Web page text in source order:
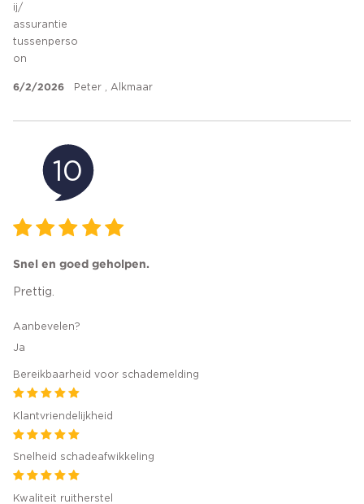
ij/
assurantie
tussenperso
on
6/2/2026 Peter , Alkmaar
10
Snel en goed geholpen.
Prettig.
Aanbevelen?
Ja
Bereikbaarheid voor schademelding
Klantvriendelijkheid
Snelheid schadeafwikkeling
Kwaliteit ruitherstel